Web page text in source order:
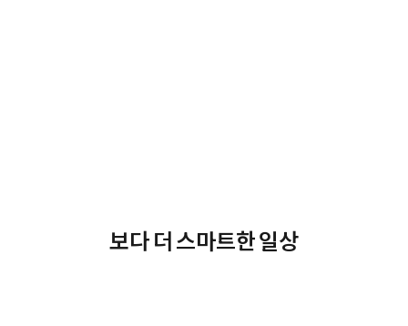
보다 더 스마트한 일상